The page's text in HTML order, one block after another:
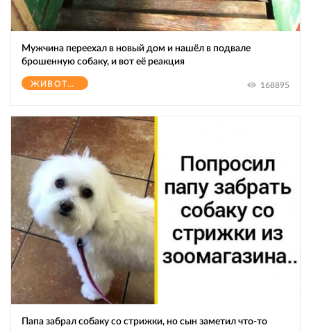
Мужчина переехал в новый дом и нашёл в подвале
брошенную собаку, и вот её реакция
ЖИВОТНЫЕ 168895
Папа забрал собаку со стрижки, но сын заметил что-то